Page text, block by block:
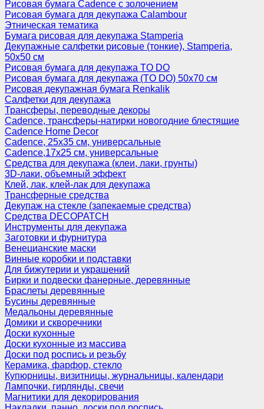
Рисовая бумага Cadence c золочением
Рисовая бумага для декупажа Calambour
Этническая тематика
Бумага рисовая для декупажа Stamperia
Декупажные салфетки рисовые (тонкие), Stamperia,
50х50 см
Рисовая бумага для декупажа TO DO
Рисовая бумага для декупажа (TO DO) 50х70 см
Рисовая декупажная бумага Renkalik
Салфетки для декупажа
Трансферы, переводные декоры
Cadence, трансферы-натирки новогодние блестящие
Cadence Home Decor
Cadence, 25х35 см, универсальные
Cadence,17х25 см, универсальные
Средства для декупажа (клеи, лаки, грунты)
3D-лаки, объемный эффект
Клей, лак, клей-лак для декупажа
Трансферные средства
Декупаж на стекле (запекаемые средства)
Средства DECOPATCH
Инструменты для декупажа
Заготовки и фурнитура
Венецианские маски
Винные коробки и подставки
Для бижутерии и украшений
Бирки и подвески фанерные, деревянные
Браслеты деревянные
Бусины деревянные
Медальоны деревянные
Домики и скворечники
Доски кухонные
Доски кухонные из массива
Доски под роспись и резьбу
Керамика, фарфор, стекло
Купюрницы, визитницы, журнальницы, календари
Лампочки, гирлянды, свечи
Магнитики для декорирования